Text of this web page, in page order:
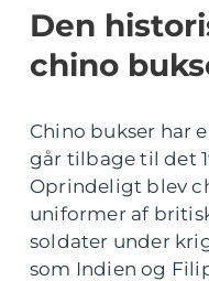
Den
chino
Chino bukser har
går tilbage til det
Oprindeligt blev
uniformer af
soldater under
som Indien og